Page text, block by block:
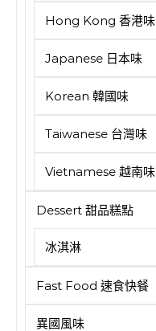
Hong Kong 香港味
Japanese 日本味
Korean 韓國味
Taiwanese 台灣味
Vietnamese 越南味
Dessert 甜品糕點
冰淇淋
Fast Food 速食快餐
異國風味